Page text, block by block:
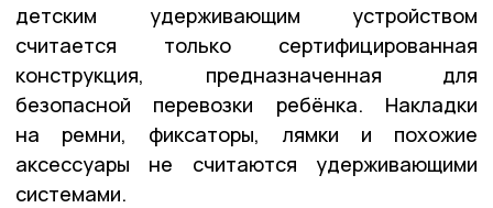
детским удерживающим устройством
считается только сертифицированная
конструкция, предназначенная для
безопасной перевозки ребёнка. Накладки
на ремни, фиксаторы, лямки и похожие
аксессуары не считаются удерживающими
системами.